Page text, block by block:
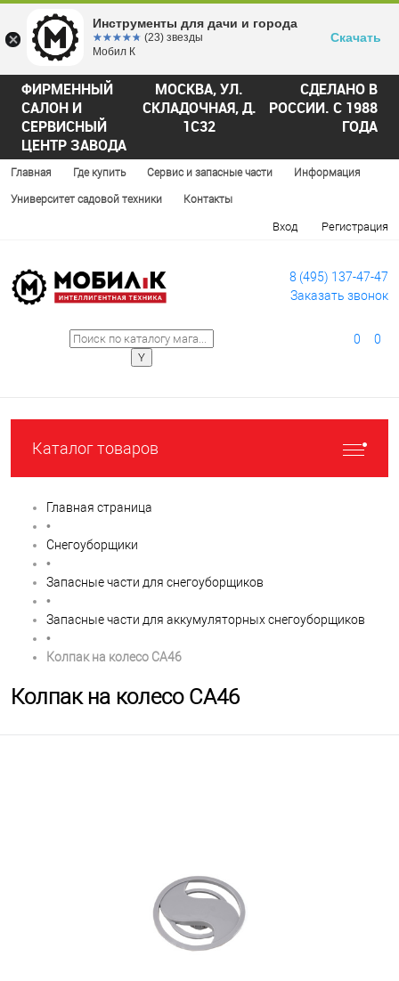
ФИРМЕННЫЙ
САЛОН И
СЕРВИСНЫЙ
ЦЕНТР ЗАВОДА
МОСКВА, УЛ.
СКЛАДОЧНАЯ, Д.
1С32
СДЕЛАНО В
РОССИИ. С 1988
ГОДА
Главная Где купить Сервис и запасные части Информация
Университет садовой техники Контакты
Вход Регистрация
8 (495) 137-47-47
Заказать звонок
0 0
Каталог товаров
Главная страница
•
Снегоуборщики
•
Запасные части для снегоуборщиков
•
Запасные части для аккумуляторных снегоуборщиков
•
Колпак на колесо CA46
Колпак на колесо CA46
Инструменты для дачи и города
☆☆☆☆☆
★★★★★ (23) звезды
Мобил К
Скачать